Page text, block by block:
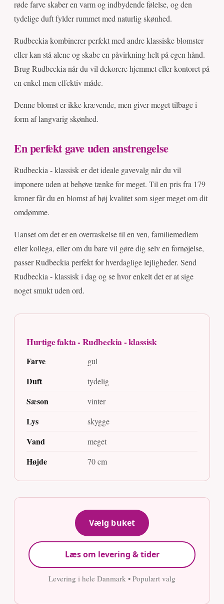
røde farve skaber en varm og indbydende følelse, og den
tydelige duft fylder rummet med naturlig skønhed.
Rudbeckia kombinerer perfekt med andre klassiske blomster
eller kan stå alene og skabe en påvirkning helt på egen hånd.
Brug Rudbeckia når du vil dekorere hjemmet eller kontoret på
en enkel men effektiv måde.
Denne blomst er ikke krævende, men giver meget tilbage i
form af langvarig skønhed.
En perfekt gave uden anstrengelse
Rudbeckia - klassisk er det ideale gavevalg når du vil
imponere uden at behøve tænke for meget. Til en pris fra 179
kroner får du en blomst af høj kvalitet som siger meget om dit
omdømme.
Uanset om det er en overraskelse til en ven, familiemedlem
eller kollega, eller om du bare vil gøre dig selv en fornøjelse,
passer Rudbeckia perfekt for hverdaglige lejligheder. Send
Rudbeckia - klassisk i dag og se hvor enkelt det er at sige
noget smukt uden ord.
Hurtige fakta - Rudbeckia - klassisk
Farve gul
Duft tydelig
Sæson vinter
Lys skygge
Vand meget
Højde 70 cm
Vælg buket
Læs om levering & tider
Levering i hele Danmark • Populært valg